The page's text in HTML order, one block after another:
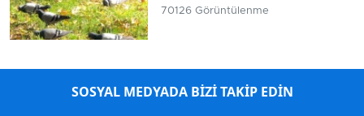
70126 Görüntülenme
SOSYAL MEDYADA BİZİ TAKİP EDİN